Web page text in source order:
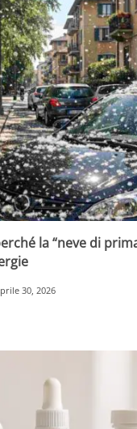
la “neve di
30, 2026